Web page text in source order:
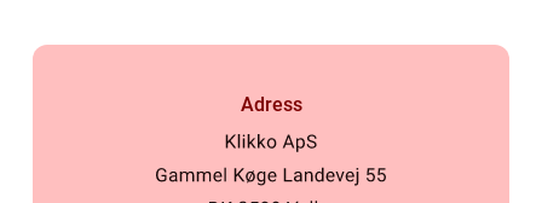
Adress